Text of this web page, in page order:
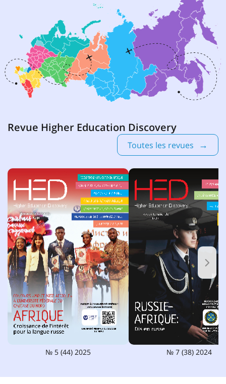
Revue Higher Education Discovery
Toutes les revues
№ 5 (44) 2025 № 7 (38) 2024